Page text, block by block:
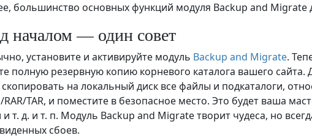
большинство основных функций модуля Backup and Migrate
началом — один совет
установите и активируйте модуль Backup and Migrate.
полную резервную копию корневого каталога вашего
скопировать на локальный диск все файлы и подкаталоги,
RAR/TAR, и поместите в безопасное место. Это будет ваша
т. д. и т. п. Модуль Backup and Migrate творит чудеса, но
сбоев.